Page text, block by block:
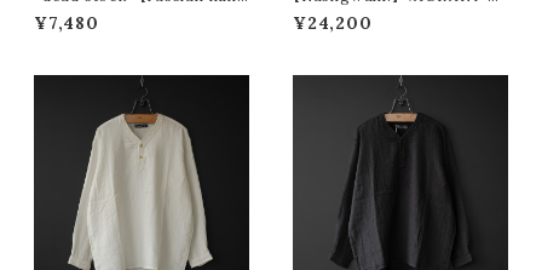
ary】 80's sleeping shirt
¥7,480
HIRTS (tie dye)
¥24,200